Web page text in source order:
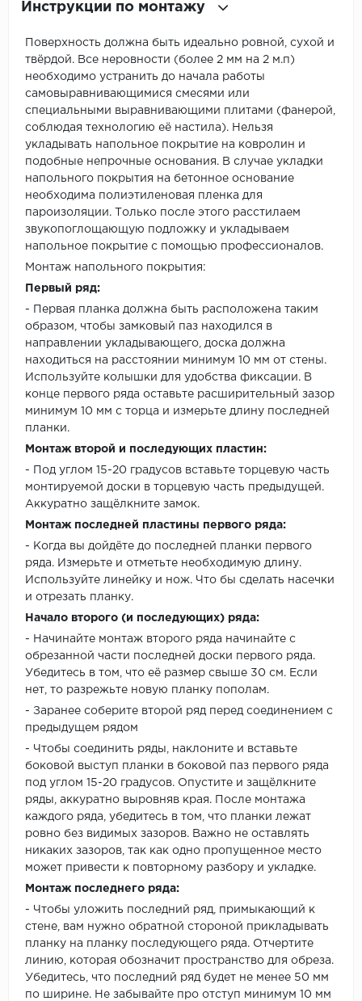
Инструкции по монтажу
Поверхность должна быть идеально ровной, сухой и
твёрдой. Все неровности (более 2 мм на 2 м.п)
необходимо устранить до начала работы
самовыравнивающимися смесями или
специальными выравнивающими плитами (фанерой,
соблюдая технологию её настила). Нельзя
укладывать напольное покрытие на ковролин и
подобные непрочные основания. В случае укладки
напольного покрытия на бетонное основание
необходима полиэтиленовая пленка для
пароизоляции. Только после этого расстилаем
звукопоглощающую подложку и укладываем
напольное покрытие с помощью профессионалов.
Монтаж напольного покрытия:
Первый ряд:
- Первая планка должна быть расположена таким
образом, чтобы замковый паз находился в
направлении укладывающего, доска должна
находиться на расстоянии минимум 10 мм от стены.
Используйте колышки для удобства фиксации. В
конце первого ряда оставьте расширительный зазор
минимум 10 мм с торца и измерьте длину последней
планки.
Монтаж второй и последующих пластин:
- Под углом 15-20 градусов вставьте торцевую часть
монтируемой доски в торцевую часть предыдущей.
Аккуратно защёлкните замок.
Монтаж последней пластины первого ряда:
- Когда вы дойдёте до последней планки первого
ряда. Измерьте и отметьте необходимую длину.
Используйте линейку и нож. Что бы сделать насечки
и отрезать планку.
Начало второго (и последующих) ряда:
- Начинайте монтаж второго ряда начинайте с
обрезанной части последней доски первого ряда.
Убедитесь в том, что её размер свыше 30 см. Если
нет, то разрежьте новую планку пополам.
- Заранее соберите второй ряд перед соединением с
предыдущем рядом
- Чтобы соединить ряды, наклоните и вставьте
боковой выступ планки в боковой паз первого ряда
под углом 15-20 градусов. Опустите и защёлкните
ряды, аккуратно выровняв края. После монтажа
каждого ряда, убедитесь в том, что планки лежат
ровно без видимых зазоров. Важно не оставлять
никаких зазоров, так как одно пропущенное место
может привести к повторному разбору и укладке.
Монтаж последнего ряда:
- Чтобы уложить последний ряд, примыкающий к
стене, вам нужно обратной стороной прикладывать
планку на планку последующего ряда. Отчертите
линию, которая обозначит пространство для обреза.
Убедитесь, что последний ряд будет не менее 50 мм
по ширине. Не забывайте про отступ минимум 10 мм